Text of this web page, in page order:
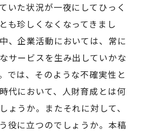
いた状況が一夜にしてひっく
も珍しくなくなってきまし
、企業活動においては、常に
サービスを生み出していかな
では、そのような不確実性と
代において、人財育成とは何
ょうか。またそれに対して、
役に立つのでしょうか。本稿